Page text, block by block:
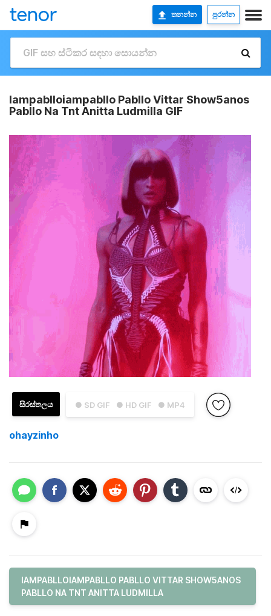
තනන්න පුරන්න
Iampablloiampabllo Pabllo Vittar Show5anos
Pabllo Na Tnt Anitta Ludmilla GIF
● SD GIF ● HD GIF ● MP4
සිරස්තලය
ohayzinho
IAMPABLLOIAMPABLLO PABLLO VITTAR SHOW5ANOS
PABLLO NA TNT ANITTA LUDMILLA